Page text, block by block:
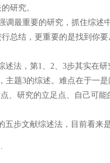
研究。
调最重要的研究，抓住综
总结，更重要的是找到你
述法，第1、2、3步其实在
主题3的综述。难点在于一
、研究的立足点、自己可
步文献综述法，目前看来